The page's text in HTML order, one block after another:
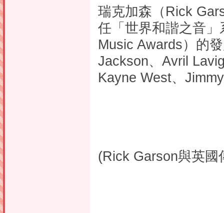
瑞克加森（Rick
任「世界和諧之音
Music Awards）的
Jackson、Avril
Kayne West、
(Rick Garson與英國